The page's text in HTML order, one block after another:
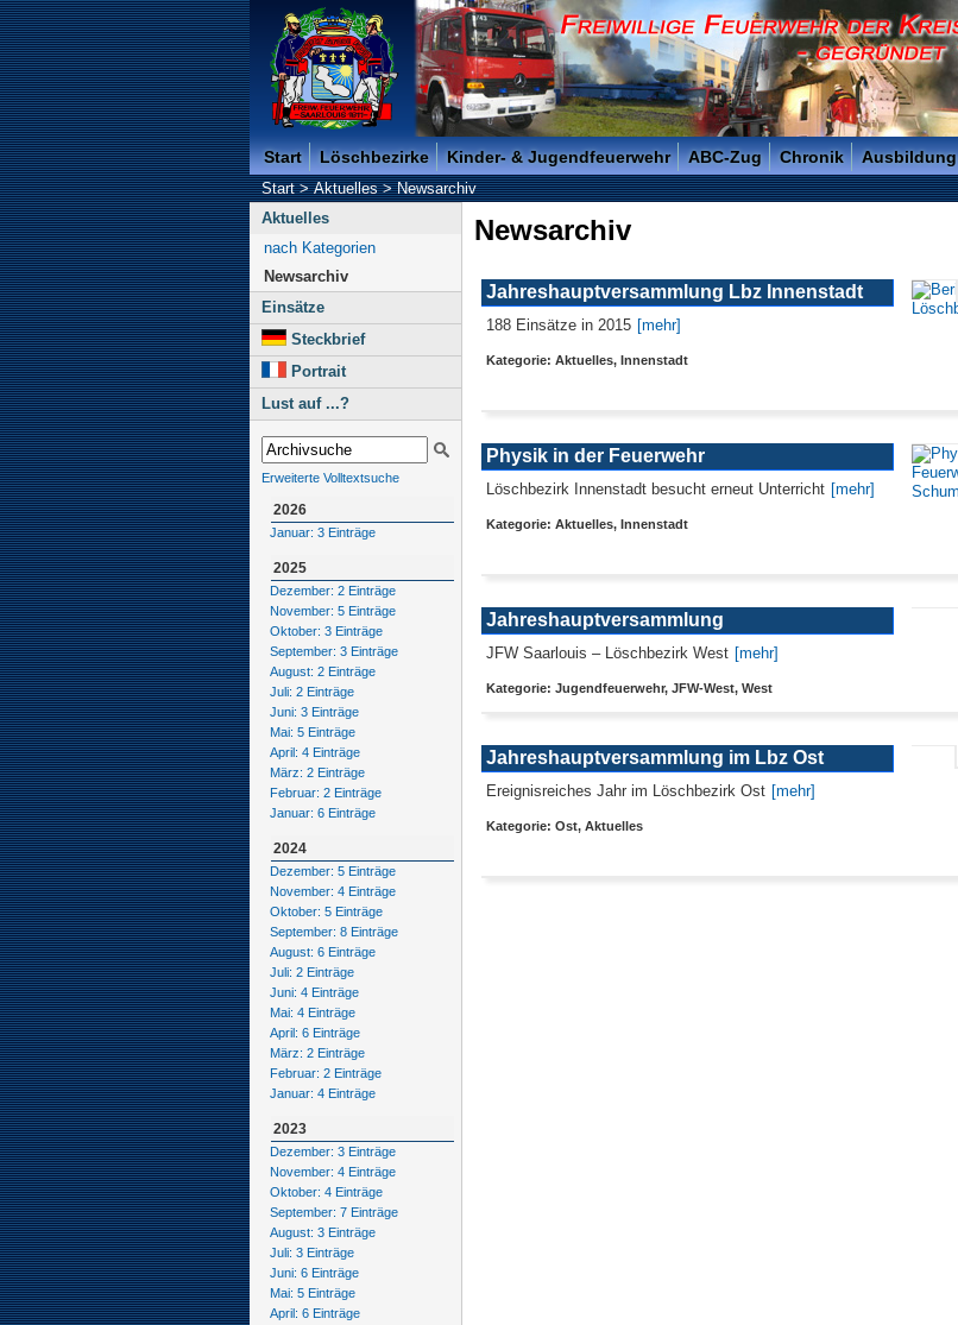
Freiwillige Feuerwehr der Kreisstadt Saarlouis - Gegründet 1811 -
Start Löschbezirke Kinder- & Jugendfeuerwehr ABC-Zug Chronik Ausbildung
Start>Aktuelles>Newsarchiv
Aktuelles
nach Kategorien
Newsarchiv
Einsätze
Steckbrief
Portrait
Lust auf ...?
Erweiterte Volltextsuche
2026
Januar: 3 Einträge
2025
Dezember: 2 Einträge
November: 5 Einträge
Oktober: 3 Einträge
September: 3 Einträge
August: 2 Einträge
Juli: 2 Einträge
Juni: 3 Einträge
Mai: 5 Einträge
April: 4 Einträge
März: 2 Einträge
Februar: 2 Einträge
Januar: 6 Einträge
2024
Dezember: 5 Einträge
November: 4 Einträge
Oktober: 5 Einträge
September: 8 Einträge
August: 6 Einträge
Juli: 2 Einträge
Juni: 4 Einträge
Mai: 4 Einträge
April: 6 Einträge
März: 2 Einträge
Februar: 2 Einträge
Januar: 4 Einträge
2023
Dezember: 3 Einträge
November: 4 Einträge
Oktober: 4 Einträge
September: 7 Einträge
August: 3 Einträge
Juli: 3 Einträge
Juni: 6 Einträge
Mai: 5 Einträge
April: 6 Einträge
Newsarchiv
Jahreshauptversammlung Lbz Innenstadt
188 Einsätze in 2015 [mehr]
Kategorie: Aktuelles, Innenstadt
Physik in der Feuerwehr
Löschbezirk Innenstadt besucht erneut Unterricht [mehr]
Kategorie: Aktuelles, Innenstadt
Jahreshauptversammlung
JFW Saarlouis – Löschbezirk West [mehr]
Kategorie: Jugendfeuerwehr, JFW-West, West
Jahreshauptversammlung im Lbz Ost
Ereignisreiches Jahr im Löschbezirk Ost [mehr]
Kategorie: Ost, Aktuelles